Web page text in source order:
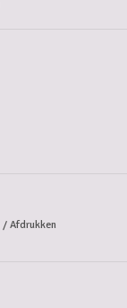
/ Afdrukken